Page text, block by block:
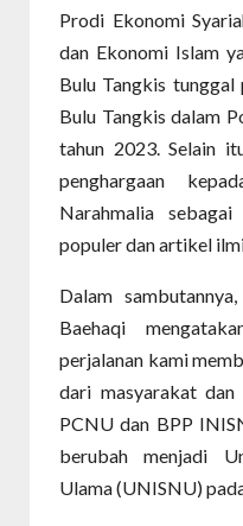
Prodi Ekonomi
dan Ekonomi Islam
Bulu Tangkis
Bulu Tangkis dalam
tahun 2023. Selain
penghargaan
Narahmalia
populer dan artikel
Dalam
Baehaqi
perjalanan kami
dari masyarakat dan
PCNU dan BPP
berubah menjadi
Ulama (UNISNU)